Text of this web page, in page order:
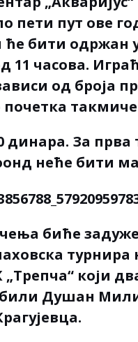
пети пут ове
бити одржан у
11 часова.
од броја
почетка
динара. За
неће бити
биће
турнира
који
Душан